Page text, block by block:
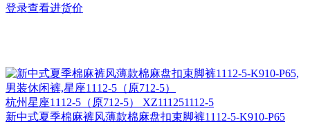
登录查看进货价
杭州星座1112-5（原712-5） XZ111251112-5
新中式夏季棉麻裤风薄款棉麻盘扣束脚裤1112-5-K910-P65